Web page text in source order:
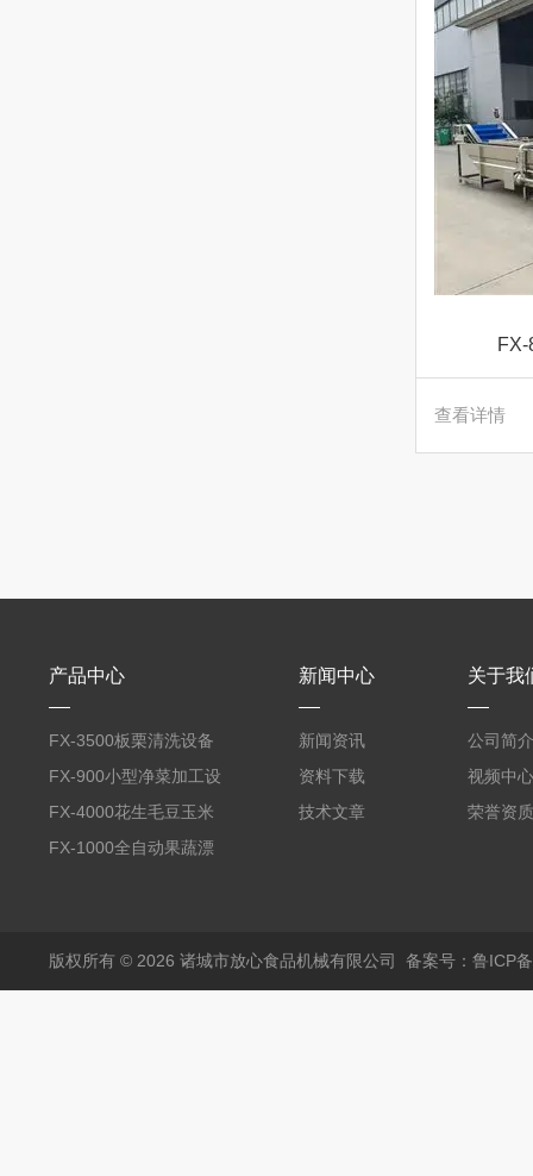
查看详情
产品中心
FX-3500板栗清洗设备
全自动气泡清洗机
FX-900小型净菜加工设
备野菜清洗机
FX-4000花生毛豆玉米
蒸煮漂烫机
FX-1000全自动果蔬漂
新闻中心
新闻资讯
资料下载
技术文章
关于我
公司简介
视频中心
荣誉资质
版权所有 © 2026 诸城市放心食品机械有限公司 备案号：鲁ICP